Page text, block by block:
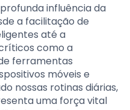
influência da
a facilitação de
até a
como a
ferramentas
móveis e
nossas rotinas diárias,
uma força vital